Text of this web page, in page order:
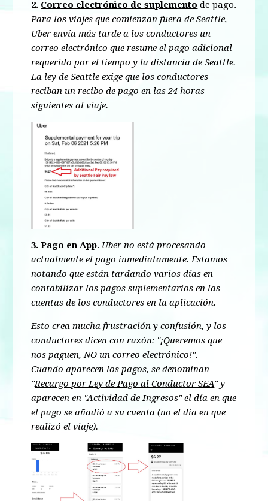
2. Correo electrónico de suplemento de pago.
Para los viajes que comienzan fuera de Seattle,
Uber envía más tarde a los conductores un
correo electrónico que resume el pago adicional
requerido por el tiempo y la distancia de Seattle.
La ley de Seattle exige que los conductores
reciban un recibo de pago en las 24 horas
siguientes al viaje.
3.Pago en App. Uber no está procesando
actualmente el pago inmediatamente. Estamos
notando que están tardando varios días en
contabilizar los pagos suplementarios en las
cuentas de los conductores en la aplicación.
Esto crea mucha frustración y confusión, y los
conductores dicen con razón: "¡Queremos que
nos paguen, NO un correo electrónico!".
Cuando aparecen los pagos, se denominan
"Recargo por Ley de Pago al Conductor SEA" y
aparecen en "Actividad de Ingresos" el día en que
el pago se añadió a su cuenta (no el día en que
realizó el viaje).